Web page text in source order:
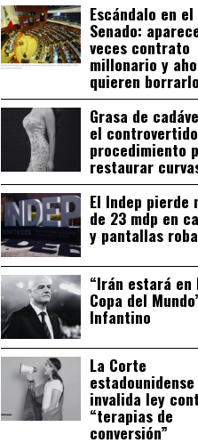
Escándalo en el
Senado:
veces contrato
millonario y
quieren borrarlo
Grasa de
el controvertido
procedimiento
restaurar
El Indep pierde
de 23 mdp en
y pantallas
“Irán estará en
Copa del
Infantino
La Corte
estadounidense
invalida ley
“terapias de
conversión”